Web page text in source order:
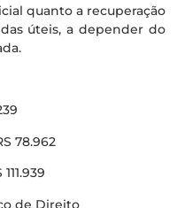
quanto a recuperação
úteis, a depender do
78.962
de Direito